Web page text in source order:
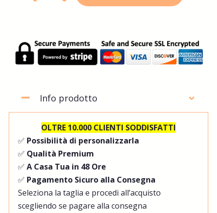
Info prodotto
OLTRE 10.000 CLIENTI SODDISFATTI
✅ Possibilità di personalizzarla
✅ Qualità Premium
✅ A Casa Tua in 48 Ore
✅ Pagamento Sicuro alla Consegna
Seleziona la taglia e procedi all’acquisto
scegliendo se pagare alla consegna